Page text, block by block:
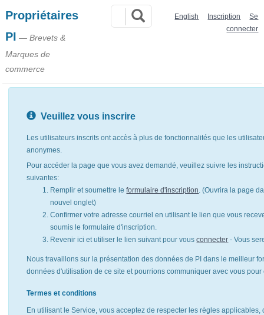
Propriétaires
PI — Brevets &
Marques de
commerce
English Inscription
Se
connecter
Veuillez vous inscrire
Les utilisateurs inscrits ont accès à plus de fonctionnalités que les
anonymes.
Pour accéder la page que vous avez demandé, veuillez suivre les
suivantes:
Remplir et soumettre leformulaire d'inscription. (Ouvrira la page
nouvel onglet)
Confirmer votre adresse courriel en utilisant le lien que vous
soumis le formulaire d'inscription.
Revenir ici et utiliser le lien suivant pour vousconnecter - Vous
Nous travaillons sur la présentation des données de PI dans le meilleur
données d'utilisation de ce site et pourrions communiquer avec vous
Termes et conditions
En utilisant le Service, vous acceptez de respecter les règles